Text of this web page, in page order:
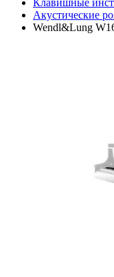
Клавишные
Акустические
Wendl&Lung